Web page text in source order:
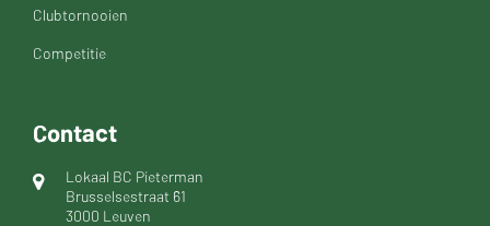
Clubtornooien
Competitie
Contact
Lokaal BC Pieterman
Brusselsestraat 61
3000 Leuven